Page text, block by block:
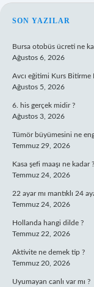
SON YAZILAR
Bursa otobüs ücreti ne
Ağustos 6, 2026
Avcı eğitimi Kurs Bitirme
Ağustos 5, 2026
6. his gerçek midir ?
Ağustos 3, 2026
Tümör büyümesini ne
Temmuz 29, 2026
Kasa şefi maaşı ne kadar ?
Temmuz 24, 2026
22 ayar mı mantıklı 24
Temmuz 24, 2026
Hollanda hangi dilde ?
Temmuz 22, 2026
Aktivite ne demek tip ?
Temmuz 20, 2026
Uyumayan canlı var mı ?